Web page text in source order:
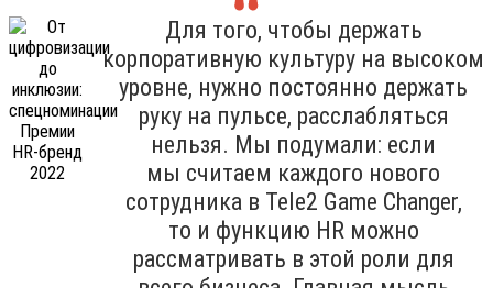
Для того, чтобы держать
корпоративную культуру на высоком
уровне, нужно постоянно держать
руку на пульсе, расслабляться
нельзя. Мы подумали: если
мы считаем каждого нового
сотрудника в Tele2 Game Changer,
то и функцию HR можно
рассматривать в этой роли для